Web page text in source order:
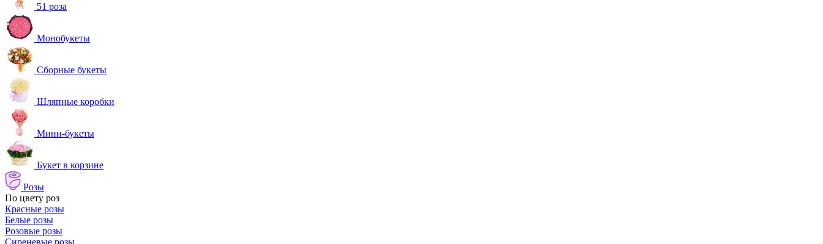
51 роза
Монобукеты
Сборные букеты
Шляпные коробки
Мини-букеты
Букет в корзине
Розы
По цвету роз
Красные розы
Белые розы
Розовые розы
Сиреневые розы